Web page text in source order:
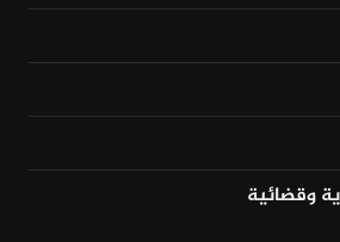
وقضائية